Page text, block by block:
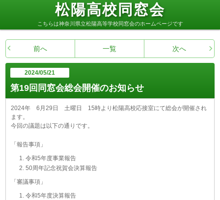
松陽高校同窓会
こちらは神奈川県立松陽高等学校同窓会のホームページです
前へ 一覧 次へ
2024/05/21
第19回同窓会総会開催のお知らせ
2024年 6月29日 土曜日 15時より松陽高校応接室にて総会が開催され
ます。
今回の議題は以下の通りです。
「報告事項」
令和5年度事業報告
50周年記念祝賀会決算報告
「審議事項」
令和5年度決算報告